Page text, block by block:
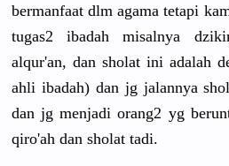
bermanfaat dlm agama tetapi
tugas2 ibadah misalnya
alqur'an, dan sholat ini adalah
ahli ibadah) dan jg jalannya
dan jg menjadi orang2 yg
qiro'ah dan sholat tadi.